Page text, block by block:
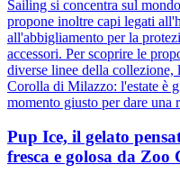
Sailing si concentra sul
propone inoltre capi legati
all'abbigliamento per la
accessori. Per scoprire le
diverse linee della collezione,
Corolla di Milazzo: l'estate è
momento giusto per dare una
Pup Ice, il gelato
fresca e golosa da Zoo